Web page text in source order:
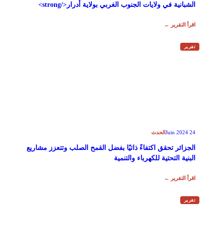
الشبانية في ولايات الجنوب الغربي بولاية أدرار</strong>
اقرأ التقرير ←
تقرير
24 Juin 2024 الحدث
الجزائر تحقق اكتفاءً ذاتيًا بفضل القمح الصلب وتتعزز مشاريع
البنية التحتية للكهرباء والتنمية
اقرأ التقرير ←
تقرير